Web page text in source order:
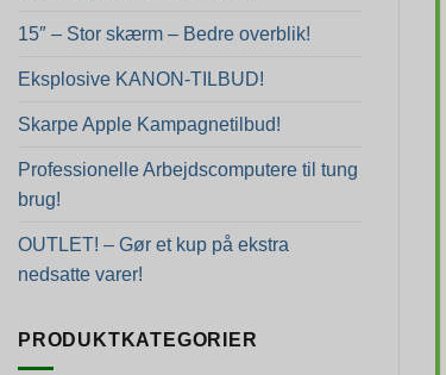
15″ – Stor skærm – Bedre overblik!
Eksplosive KANON-TILBUD!
Skarpe Apple Kampagnetilbud!
Professionelle Arbejdscomputere til tung
brug!
OUTLET! – Gør et kup på ekstra
nedsatte varer!
PRODUKTKATEGORIER